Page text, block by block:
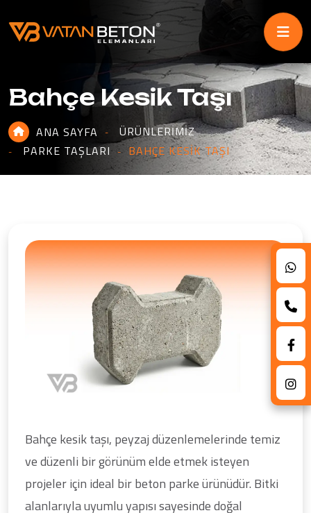
Bahçe Kesik Taşı
ANA SAYFA
ÜRÜNLERIMIZ
PARKE TAŞLARI
BAHÇE KESIK TAŞI
Bahçe kesik taşı, peyzaj düzenlemelerinde temiz
ve düzenli bir görünüm elde etmek isteyen
projeler için ideal bir beton parke ürünüdür. Bitki
alanlarıyla uyumlu yapısı sayesinde doğal